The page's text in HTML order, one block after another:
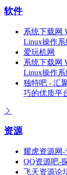
软件
系统下载网
Linux操作
爱玩机网
系统下载网
Linux操作
独特吧 - 汇
巧的优质平
资源
耀虎资源网-
QQ资源吧-
飞天资源论